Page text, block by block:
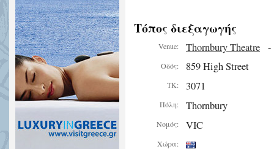
Τόπος διεξαγωγής
Venue: Thornbury Theatre
Οδός: 859 High Street
ΤΚ: 3071
Πόλη: Thornbury
Νομός: VIC
Χώρα: